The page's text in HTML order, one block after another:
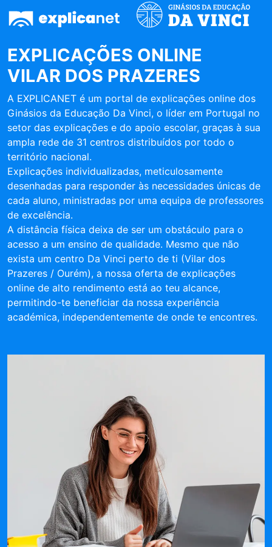
EXPLICAÇÕES ONLINE
VILAR DOS PRAZERES
A EXPLICANET é um portal de explicações online dos
Ginásios da Educação Da Vinci, o líder em Portugal no
setor das explicações e do apoio escolar, graças à sua
ampla rede de 31 centros distribuídos por todo o
território nacional.
Explicações individualizadas, meticulosamente
desenhadas para responder às necessidades únicas de
cada aluno, ministradas por uma equipa de professores
de excelência.
A distância física deixa de ser um obstáculo para o
acesso a um ensino de qualidade. Mesmo que não
exista um centro Da Vinci perto de ti (Vilar dos
Prazeres / Ourém), a nossa oferta de explicações
online de alto rendimento está ao teu alcance,
permitindo-te beneficiar da nossa experiência
académica, independentemente de onde te encontres.